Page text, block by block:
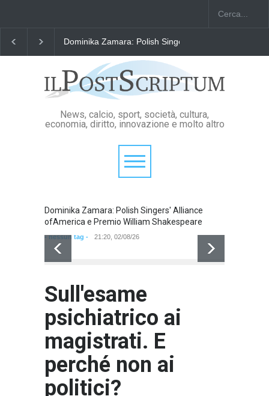
Dominika Zamara: Polish Singers' Alliance ofAmerica
News, calcio, sport, società, cultura,
economia, diritto, innovazione e molto altro
Dominika Zamara: Polish Singers' Alliance
ofAmerica e Premio William Shakespeare
- nessun tag - 21:20, 02/08/26
Sull'esame
psichiatrico ai
magistrati. E
perché non ai
politici?